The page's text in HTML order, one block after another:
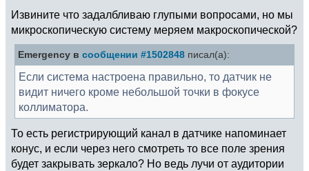
Извините что задалбливаю глупыми вопросами, но мы
микроскопическую систему меряем макроскопической?
Emergency в сообщении #1502848 писал(а):
Если система настроена правильно, то датчик не
видит ничего кроме небольшой точки в фокусе
коллиматора.
То есть регистрирующий канал в датчике напоминает
конус, и если через него смотреть то все поле зрения
будет закрывать зеркало? Но ведь лучи от аудитории